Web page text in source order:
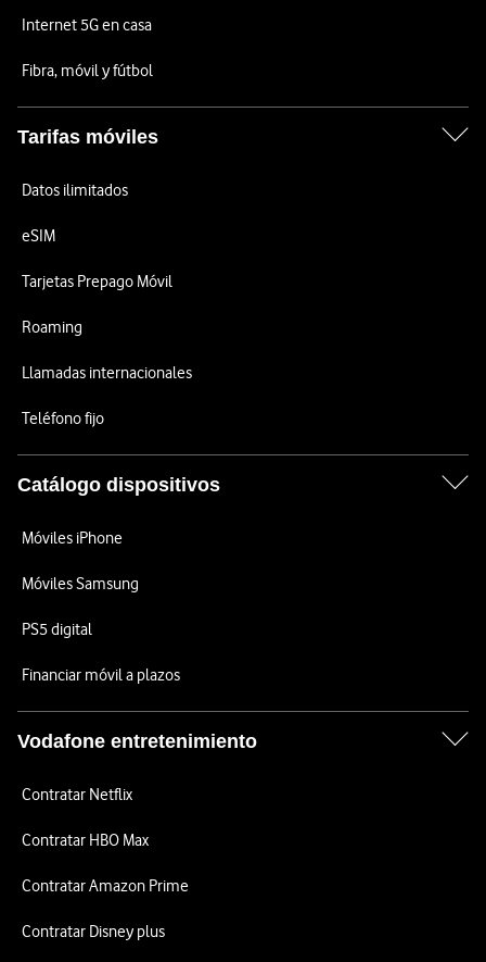
Internet 5G en casa
Fibra, móvil y fútbol
Tarifas móviles
Datos ilimitados
eSIM
Tarjetas Prepago Móvil
Roaming
Llamadas internacionales
Teléfono fijo
Catálogo dispositivos
Móviles iPhone
Móviles Samsung
PS5 digital
Financiar móvil a plazos
Vodafone entretenimiento
Contratar Netflix
Contratar HBO Max
Contratar Amazon Prime
Contratar Disney plus